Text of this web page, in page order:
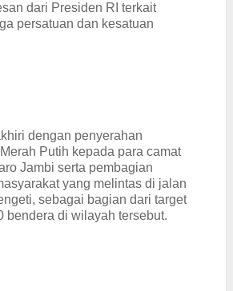
dari Presiden RI terkait
persatuan dan kesatuan
dengan penyerahan
Putih kepada para camat
Jambi serta pembagian
yang melintas di jalan
sebagai bagian dari target
bendera di wilayah tersebut.